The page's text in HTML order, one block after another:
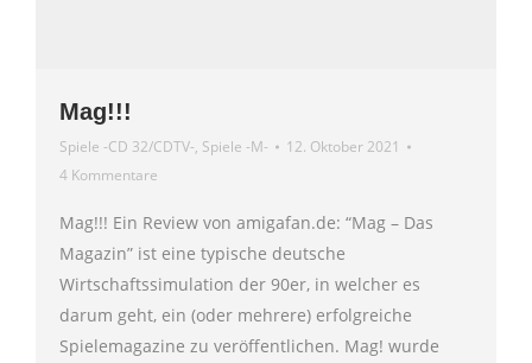
Mag!!!
Spiele -CD 32/CDTV-, Spiele -M-
12. Oktober 2021
4 Kommentare
Mag!!! Ein Review von amigafan.de: “Mag – Das
Magazin” ist eine typische deutsche
Wirtschaftssimulation der 90er, in welcher es
darum geht, ein (oder mehrere) erfolgreiche
Spielemagazine zu veröffentlichen. Mag! wurde